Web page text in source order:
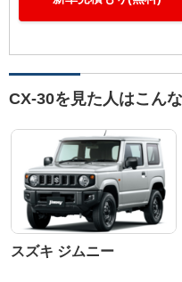
CX-30を見た人はこん
スズキ ジムニー